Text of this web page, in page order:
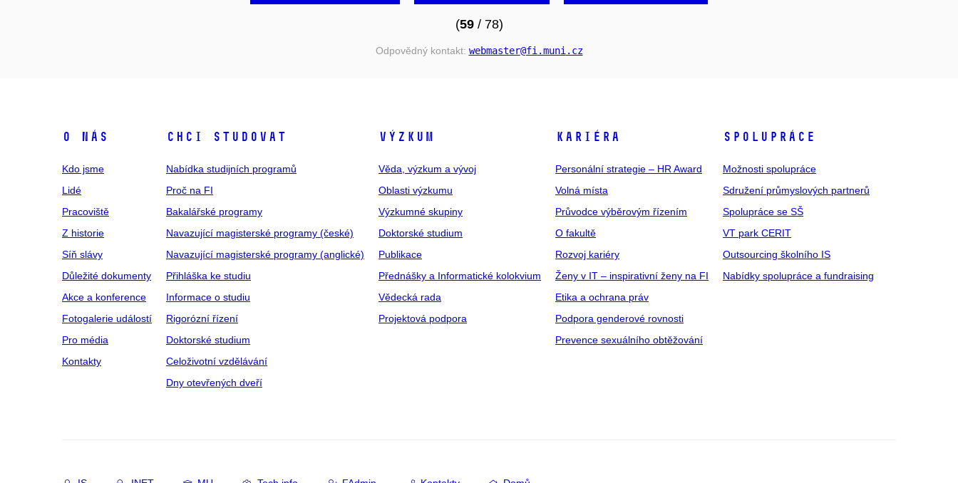
(59/ 78)
Odpovědný kontakt: webmaster@fi .muni .cz
O NÁS
Kdo jsme
Lidé
Pracoviště
Z historie
Síň slávy
Důležité dokumenty
Akce a konference
Fotogalerie událostí
Pro média
Kontakty
CHCI STUDOVAT
Nabídka studijních programů
Proč na FI
Bakalářské programy
Navazující magisterské programy (české)
Navazující magisterské programy (anglické)
Přihláška ke studiu
Informace o studiu
Rigorózní řízení
Doktorské studium
Celoživotní vzdělávání
Dny otevřených dveří
VÝZKUM
Věda, výzkum a vývoj
Oblasti výzkumu
Výzkumné skupiny
Doktorské studium
Publikace
Přednášky a Informatické kolokvium
Vědecká rada
Projektová podpora
KARIÉRA
Personální strategie – HR Award
Volná místa
Průvodce výběrovým řízením
O fakultě
Rozvoj kariéry
Ženy v IT – inspirativní ženy na FI
Etika a ochrana práv
Podpora genderové rovnosti
Prevence sexuálního obtěžování
SPOLUPRÁCE
Možnosti spolupráce
Sdružení průmyslových partnerů
Spolupráce se SŠ
VT park CERIT
Outsourcing školního IS
Nabídky spolupráce a fundraising